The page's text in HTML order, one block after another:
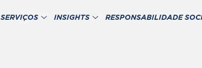
SERVIÇOS INSIGHTS RESPONSABILIDADE